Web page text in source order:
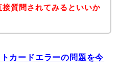
質問されてみるといいか
カードエラーの問題を今